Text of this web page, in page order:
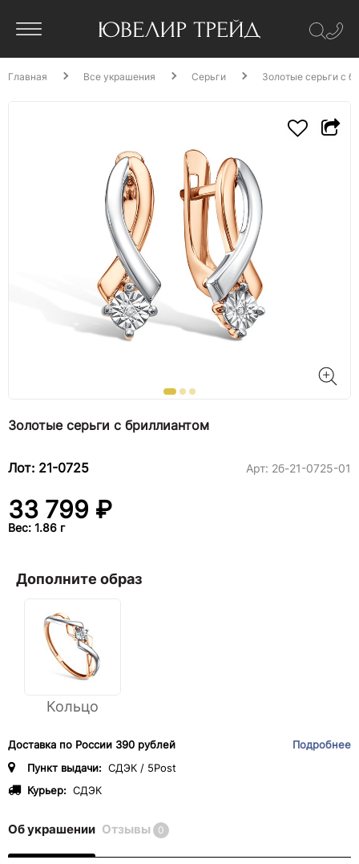
Главная Все украшения Серьги Золотые серьги с
Золотые серьги с бриллиантом
Лот: 21-0725 Арт: 2б-21-0725-01
33 799 ₽
Вес: 1.86 г
Дополните образ
Кольцо
Доставка по России 390 рублей
Подробнее
Пункт выдачи: СДЭК / 5Post
Курьер: СДЭК
Об украшении Отзывы 0